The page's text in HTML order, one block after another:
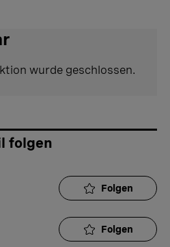
wurde geschlossen.
folgen
Folgen
Folgen